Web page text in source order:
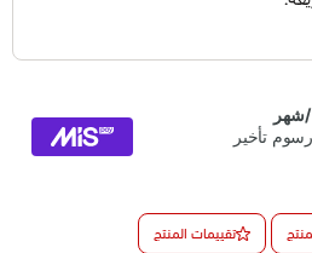
تقييمات المنتج